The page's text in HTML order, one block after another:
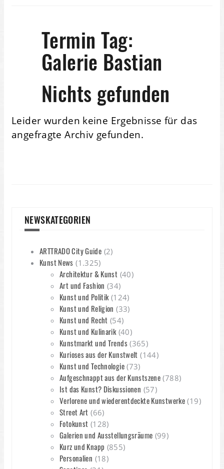
Termin Tag:
Galerie Bastian
Nichts gefunden
Leider wurden keine Ergebnisse für das
angefragte Archiv gefunden.
NEWSKATEGORIEN
ARTTRADO City Guide (2)
Kunst News (1.325)
Architektur & Kunst (40)
Art und Fashion (34)
Kunst und Politik(124)
Kunst und Religion (33)
Kunst und Recht (54)
Kunst und Kulinarik(40)
Kunstmarkt und Trends(365)
Kurioses aus der Kunstwelt (144)
Kunst und Technologie(73)
Aufgeschnappt aus der Kunstszene (788)
Ist das Kunst? Diskussionen (57)
Verlorene und wiederentdeckte Kunstwerke (19)
Street Art (66)
Fotokunst (128)
Galerien und Ausstellungsräume (99)
Kurz und Knapp (855)
Personalien (18)